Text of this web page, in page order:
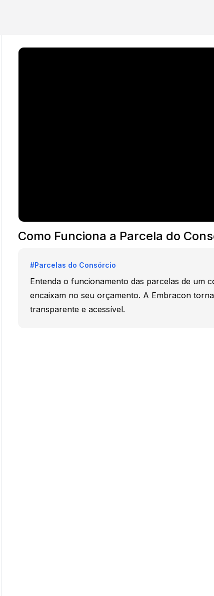
Como Funciona a Parcela do
#Parcelas do Consórcio
Entenda o funcionamento das parcelas de um
encaixam no seu orçamento. A Embracon
transparente e acessível.